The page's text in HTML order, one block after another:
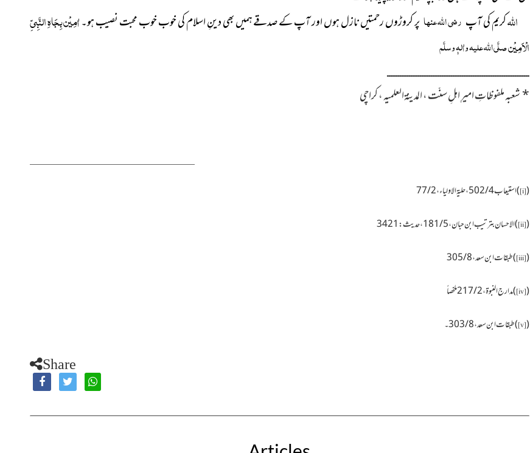
اللہکریم کی آپ رضی اللہ عنہاپر کروڑوں رحمتیں نازل ہوں اور آپ کے صدقے ہمیں بھی دینِ اسلام کی خوب خوب محبت نصیب ہو۔اٰمِیْن بِجَاہِ النَّبِیِّ
الْاَمِیْنصلَّی اللہ علیہ واٰلہٖ وسلَّم
ــــــــــــــــــــــــــــــــــــــــــــــــــــــــــــــــــــــــــــــ
*شعبہ ملفوظاتِ امیرِ اہلِ سنّت ، المدینۃالعلمیہ ، کراچی
(
[i])استیعاب4 / 502 ، حلیۃ الاولیاء ، 2 / 77
(
[ii])الاحسان بترتیب ابن حبان ، 5 / 181 ، حدیث :3421
(
[iii])طبقات ابن سعد ، 8 / 305
(
[iv])مدارج النبوۃ، 2 / 217 ملخصاً
(
[v])طبقات ابن سعد ، 8 / 303۔
Share